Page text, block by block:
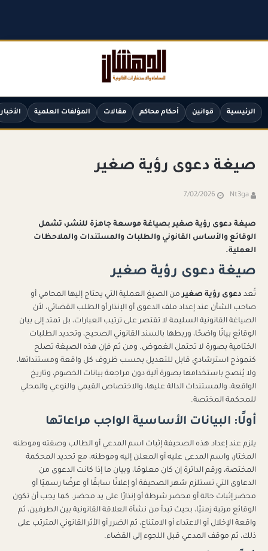
الرئيسية قوانين أحكام محاكم مقالات المؤلفات العلمية الأخبار
صيغة دعوى رؤية صغير
Nt3ga
7/02/2026
صيغة دعوى رؤية صغير بصياغة موسعة جاهزة للنشر، تشمل
الوقائع والأساس القانوني والطلبات والمستندات والملاحظات
العملية.
صيغة دعوى رؤية صغير
تُعد دعوى رؤية صغيرمن الصيغ العملية التي يحتاج إليها المحامي أو
صاحب الشأن عند إعداد ملف الدعوى أو الإنذار أو الطلب القضائي، لأن
الصياغة القانونية السليمة لا تقتصر على ترتيب العبارات، بل تمتد إلى بيان
الوقائع بيانًا واضحًا، وربطها بالسند القانوني الصحيح، وتحديد الطلبات
الختامية بصورة لا تحتمل الغموض. ومن ثم فإن هذه الصيغة تصلح
كنموذج استرشادي قابل للتعديل بحسب ظروف كل واقعة ومستنداتها،
ولا يُنصح باستخدامها بصورة آلية دون مراجعة بيانات الخصوم، وتاريخ
الواقعة، والمستندات الدالة عليها، والاختصاص القيمي والنوعي والمحلي
للمحكمة المختصة.
أولًا: البيانات الأساسية الواجب مراعاتها
يلزم عند إعداد هذه الصحيفة إثبات اسم المدعي أو الطالب وصفته وموطنه
المختار، واسم المدعى عليه أو المعلن إليه وموطنه، مع تحديد المحكمة
المختصة، ورقم الدائرة إن كان معلومًا، وبيان ما إذا كانت الدعوى من
الدعاوى التي تستلزم شهر الصحيفة أو إعلانًا سابقًا أو عرضًا رسميًا أو
محضر إثبات حالة أو محضر شرطة أو إنذارًا على يد محضر. كما يجب أن تكون
الوقائع مرتبة زمنيًا، بحيث تبدأ من نشأة العلاقة القانونية بين الطرفين، ثم
واقعة الإخلال أو الاعتداء أو الامتناع، ثم الضرر أو الأثر القانوني المترتب على
ذلك، ثم موقف المدعي قبل اللجوء إلى القضاء.